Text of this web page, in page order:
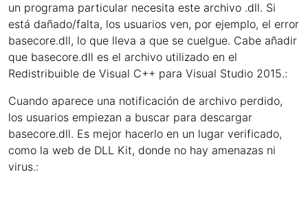
un programa particular necesita este archivo .dll. Si
está dañado/falta, los usuarios ven, por ejemplo, el error
basecore.dll, lo que lleva a que se cuelgue. Cabe añadir
que basecore.dll es el archivo utilizado en el
Redistribuible de Visual C++ para Visual Studio 2015.:
Cuando aparece una notificación de archivo perdido,
los usuarios empiezan a buscar para descargar
basecore.dll. Es mejor hacerlo en un lugar verificado,
como la web de DLL Kit, donde no hay amenazas ni
virus.: